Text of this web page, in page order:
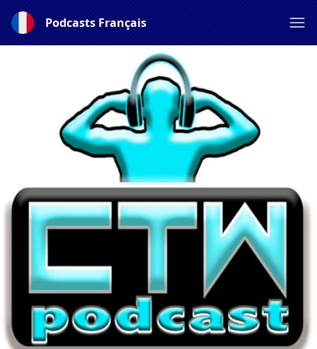
Podcasts Français